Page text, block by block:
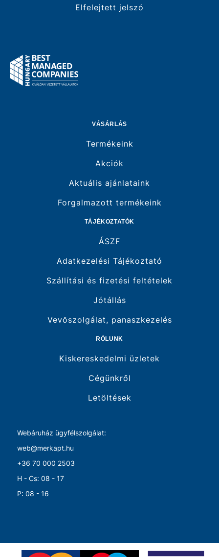
Elfelejtett jelszó
VÁSÁRLÁS
Termékeink
Akciók
Aktuális ajánlataink
Forgalmazott termékeink
TÁJÉKOZTATÓK
ÁSZF
Adatkezelési Tájékoztató
Szállítási és fizetési feltételek
Jótállás
Vevőszolgálat, panaszkezelés
RÓLUNK
Kiskereskedelmi üzletek
Cégünkről
Letöltések
Webáruház ügyfélszolgálat:
web@merkapt.hu
+36 70 000 2503
H - Cs: 08 - 17
P: 08 - 16